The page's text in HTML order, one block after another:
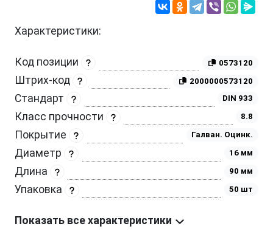
Характеристики:
Код позиции 0573120
Штрих-код 2000000573120
Стандарт DIN 933
Класс прочности 8.8
Покрытие Галван. Оцинк.
Диаметр 16 мм
Длина 90 мм
Упаковка 50 шт
Показать все характеристики